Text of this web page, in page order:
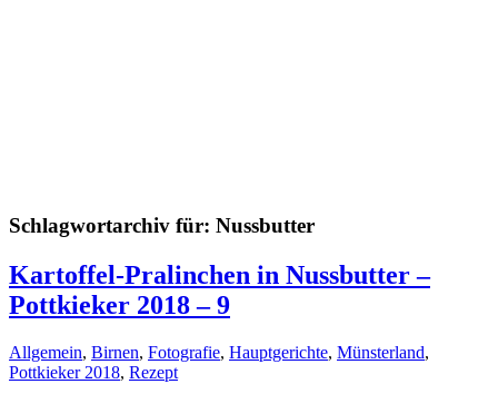
Schlagwortarchiv für: Nussbutter
Kartoffel-Pralinchen in Nussbutter –
Pottkieker 2018 – 9
Allgemein, Birnen, Fotografie, Hauptgerichte, Münsterland,
Pottkieker 2018, Rezept